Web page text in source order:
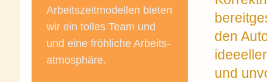
den
und
Arbeitszeitmodellen bieten
wir ein tolles Team und
und eine fröhliche Arbeits-
atmosphäre.